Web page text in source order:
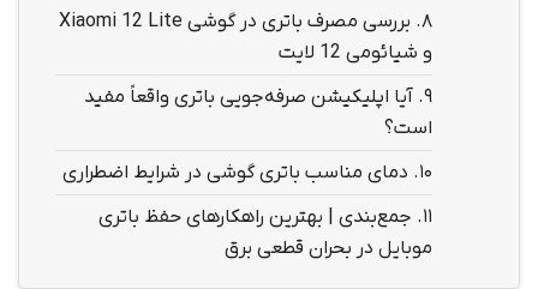
8.
بررسی مصرف باتری در گوشی Xiaomi 12 Lite
و شیائومی 12 لایت
9. آیا اپلیکیشن صرفه‌جویی باتری واقعاً مفید
است؟
10. دمای مناسب باتری گوشی در شرایط اضطراری
11. جمع‌بندی | بهترین راهکارهای حفظ باتری
موبایل در بحران قطعی برق